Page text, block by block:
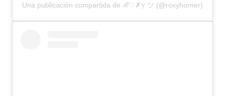
Una publicación compartida de ℛ♡✗ℽ ツ (@roxyhorner)